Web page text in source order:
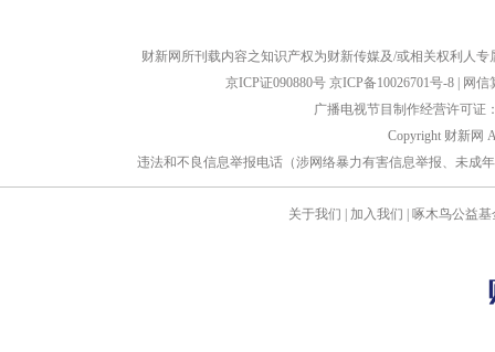
财新网所刊载内容之知识产权为财新传媒及/或相关权利人
京ICP证090880号 京ICP备10026701号-8
网信
广播电视节目制作经营许可证
Copyright 财新网
违法和不良信息举报电话（涉网络暴力有害信息举报、未成
关于我们 加入我们 啄木鸟公益